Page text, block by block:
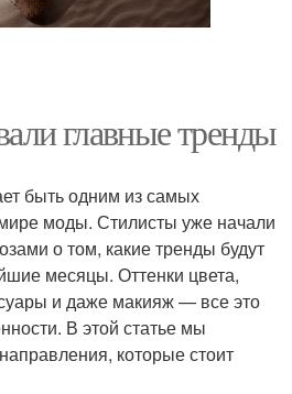
главные тренды
быть одним из самых
моды. Стилисты уже начали
о том, какие тренды будут
месяцы. Оттенки цвета,
и даже макияж — все это
В этой статье мы
которые стоит